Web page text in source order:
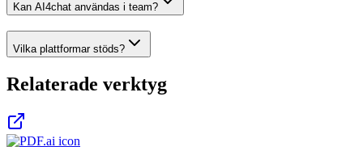
Kan AI4chat användas i team?
Vilka plattformar stöds?
Relaterade verktyg